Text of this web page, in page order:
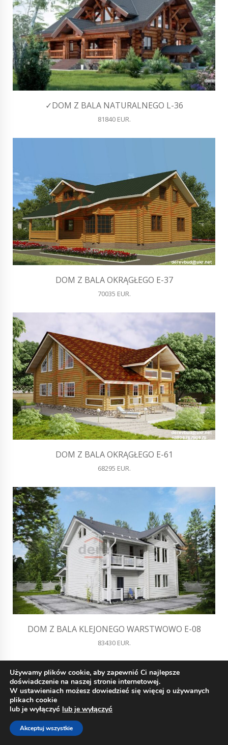
✓DOM Z BALA NATURALNEGO L-36
81840 EUR.
DOM Z BALA OKRĄGŁEGO E-37
70035 EUR.
DOM Z BALA OKRĄGŁEGO E-61
68295 EUR.
DOM Z BALA KLEJONEGO WARSTWOWO E-08
83430 EUR.
Używamy plików cookie, aby zapewnić Ci najlepsze
doświadczenie na naszej stronie internetowej.
W ustawieniach możesz dowiedzieć się więcej o używanych
plikach cookie
lub je wyłączyć lub je wyłączyć
Akceptuj wszystkie